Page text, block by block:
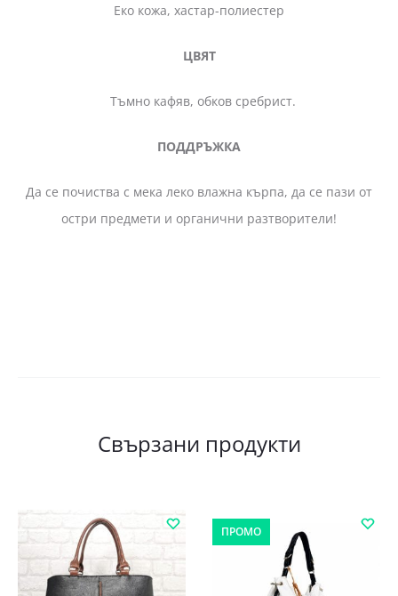
Еко кожа, хастар-полиестер
ЦВЯТ
Тъмно кафяв, обков сребрист.
ПОДДРЪЖКА
Да се почиства с мека леко влажна кърпа, да се пази от
остри предмети и органични разтворители!
Свързани продукти
ПРОМО